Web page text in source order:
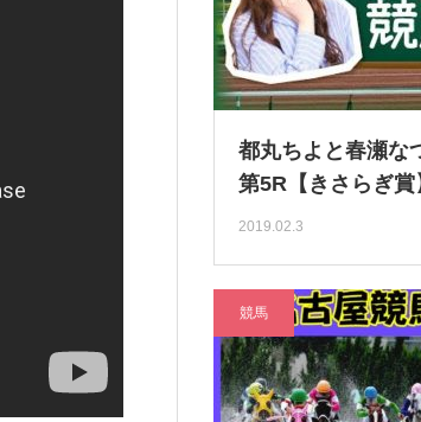
都丸ちよと春瀬な
第5R【きさらぎ賞
2019.02.3
競馬